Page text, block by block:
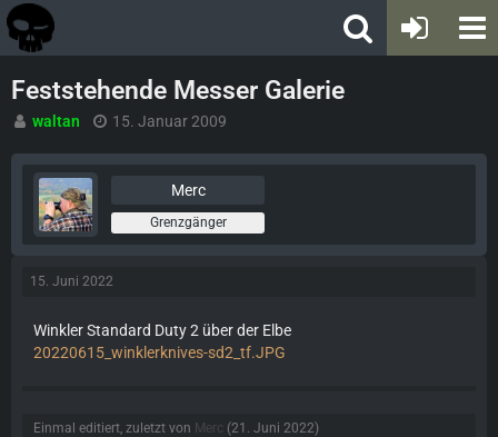
Feststehende Messer Galerie
waltan 15. Januar 2009
Merc
Grenzgänger
15. Juni 2022
Winkler Standard Duty 2 über der Elbe
20220615_winklerknives-sd2_tf.JPG
Einmal editiert, zuletzt von Merc (21. Juni 2022)